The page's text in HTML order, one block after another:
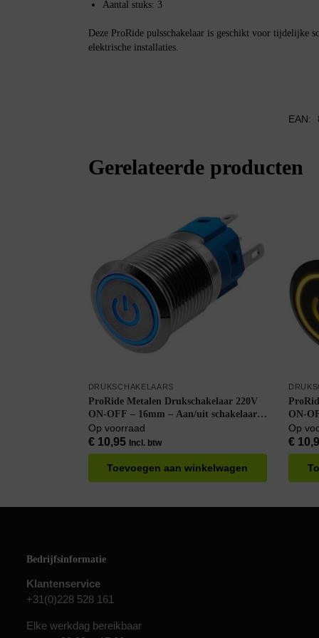
Aantal stuks: 3
Deze ProRide pulsschakelaar is geschikt voor tijdelijke
elektrische installaties.
EAN:
Gerelateerde producten
DRUKSCHAKELAARS
ProRide Metalen Drukschakelaar 220V
ON-OFF – 16mm – Aan/uit schakelaar –
Spatwaterdicht – LED Indicatie Blauw
Op voorraad
€10,95 Incl. btw
Toevoegen aan winkelwagen
ON-
Op
€
Bedrijfsinformatie
Klantenservice
+31(0)228 528 161
Elke werkdag bereikbaar